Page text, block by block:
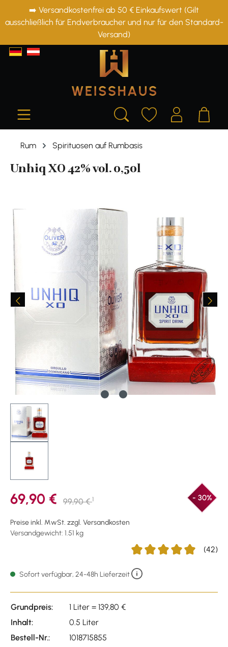
springen
➡️ Versandkostenfrei ab 50 € Einkaufswert (Gilt
ausschließlich für Endverbraucher und nur für den Standard-
Versand)
Rum Spirituosen auf Rumbasis
Unhiq XO 42% vol. 0,50l
69,90 € 99,90 €1 - 30%
Preise inkl. MwSt. zzgl. Versandkosten
Versandgewicht: 1.51 kg
(42)
Sofort verfügbar, 24-48h Lieferzeit
Grundpreis:
1 Liter = 139,80 €
Inhalt:
0.5 Liter
Bestell-Nr.:
1018715855